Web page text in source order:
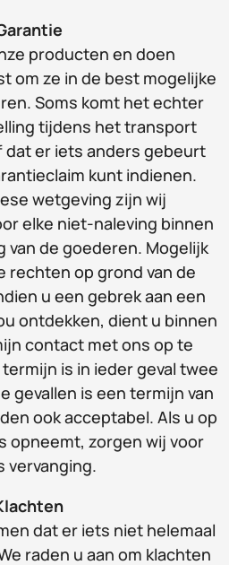
producten en doen
om ze in de best mogelijke
Soms komt het echter
tijdens het transport
dat er iets anders gebeurt
kunt indienen.
wetgeving zijn wij
elke niet-naleving binnen
van de goederen. Mogelijk
rechten op grond van de
u een gebrek aan een
ontdekken, dient u binnen
contact met ons op te
is in ieder geval twee
gevallen is een termijn van
ook acceptabel. Als u op
opneemt, zorgen wij voor
vervanging.
dat er iets niet helemaal
raden u aan om klachten